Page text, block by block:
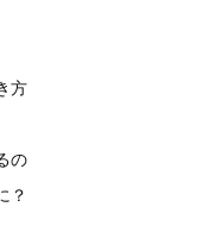
方
の
？